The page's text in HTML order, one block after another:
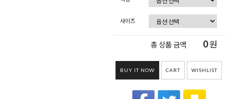
사이즈
총 상품 금액 0원
BUY IT NOW CART WISHLIST